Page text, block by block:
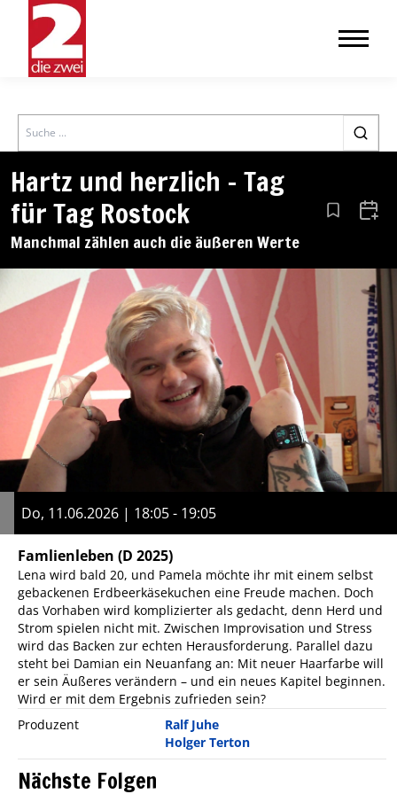
Search
Hartz und herzlich – Tag
für Tag Rostock
Manchmal zählen auch die äußeren Werte
Aus den
Do, 11.06.2026 | 18:05 - 19:05
Famlienleben (D 2025)
Lena wird bald 20, und Pamela möchte ihr mit einem selbst
gebackenen Erdbeerkäsekuchen eine Freude machen. Doch
das Vorhaben wird komplizierter als gedacht, denn Herd und
Strom spielen nicht mit. Zwischen Improvisation und Stress
wird das Backen zur echten Herausforderung. Parallel dazu
steht bei Damian ein Neuanfang an: Mit neuer Haarfarbe will
er sein Äußeres verändern – und ein neues Kapitel beginnen.
Wird er mit dem Ergebnis zufrieden sein?
Produzent
Ralf Juhe
Holger Terton
Nächste Folgen